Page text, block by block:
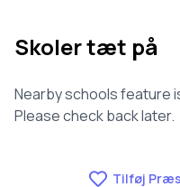
Skoler tæt på
Nearby schools feature
Please check back later.
Tilføj